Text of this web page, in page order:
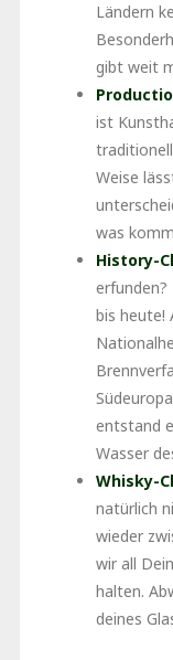
Ländern
gibt weit
ist
Weise
was
History-
bis heute!
entstand
Wasser
Whisky-
natürlich
wieder
wir all
halten.
deines